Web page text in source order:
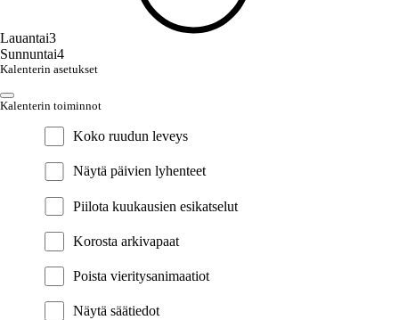
Lauantai3
Sunnuntai4
Kalenterin asetukset
Kalenterin toiminnot
Koko ruudun leveys
Näytä päivien lyhenteet
Piilota kuukausien esikatselut
Korosta arkivapaat
Poista vieritysanimaatiot
Näytä säätiedot